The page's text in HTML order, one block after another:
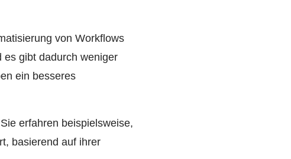
von Workflows
es gibt dadurch weniger
ein besseres
erfahren beispielsweise,
basierend auf ihrer